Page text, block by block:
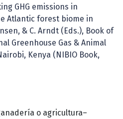
GHG emissions in
Atlantic forest biome in
& C. Arndt (Eds.), Book of
Greenhouse Gas & Animal
Kenya (NIBIO Book,
o agricultura–